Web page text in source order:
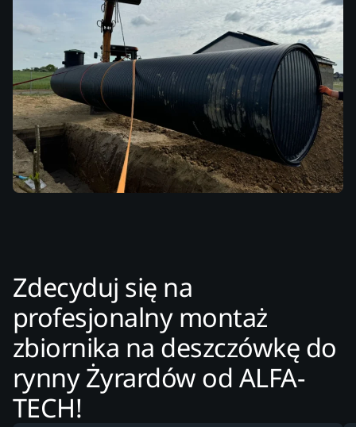
Zdecyduj się na
profesjonalny montaż
zbiornika na deszczówkę do
rynny Żyrardów od ALFA-
TECH!